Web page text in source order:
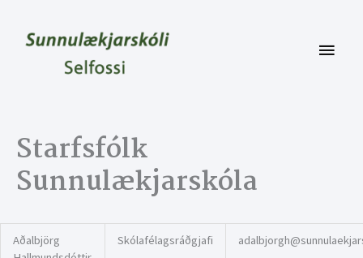
content
Main
Starfsfólk
Sunnulækjarskóla
Aðalbjörg
Skólafélagsráðgjafi